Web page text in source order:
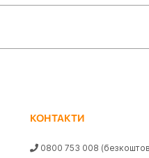
КОНТАКТИ
0800 753 008